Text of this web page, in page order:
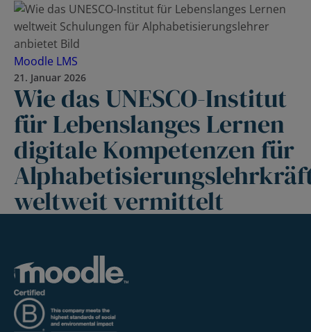
Moodle LMS
21. Januar 2026
Wie das UNESCO-Institut
für Lebenslanges Lernen
digitale Kompetenzen für
weltweit vermittelt